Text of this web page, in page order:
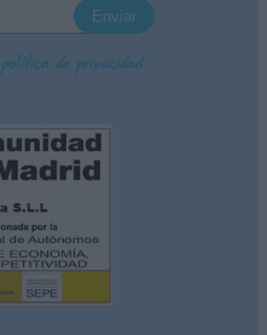
política de privacidad